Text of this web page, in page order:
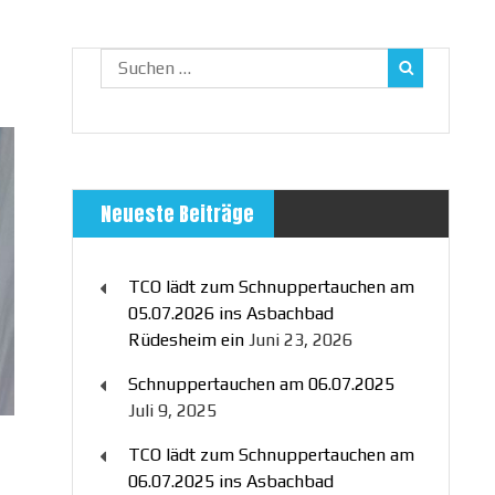
Suchen
nach:
Neueste Beiträge
TCO lädt zum Schnuppertauchen am
05.07.2026 ins Asbachbad
Rüdesheim ein Juni 23, 2026
Schnuppertauchen am 06.07.2025
Juli 9, 2025
TCO lädt zum Schnuppertauchen am
06.07.2025 ins Asbachbad